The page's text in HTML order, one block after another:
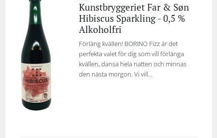
Kunstbryggeriet Far & Søn
Hibiscus Sparkling - 0,5 %
Alkoholfri
Förläng kvällen! BORINO Fizz är det
perfekta valet för dig som vill förlänga
kvällen, dansa hela natten och minnas
den nästa morgon. Vi vill...